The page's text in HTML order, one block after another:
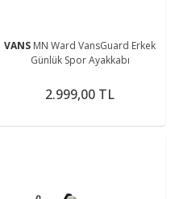
VANS MN Ward VansGuard Erkek
Günlük Spor Ayakkabı
2.999,00 TL